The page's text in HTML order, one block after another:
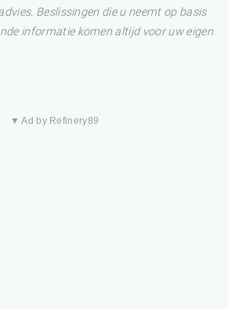
Beslissingen die u neemt op basis
informatie komen altijd voor uw eigen
▼ Ad by Refinery89